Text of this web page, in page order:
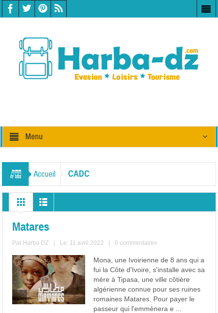
Menu
Accueil CADC
Matares
Par Harba DZ Le: 11 avril 2022 0 commentaires
Mona, une Ivoirienne de 8 ans qui a
fui la Côte d'Ivoire, s'installe avec sa
mère à Tipasa, une ville côtière
algérienne connue pour ses ruines
romaines Matares. Pour payer le
passeur qui l'emmènera e ...